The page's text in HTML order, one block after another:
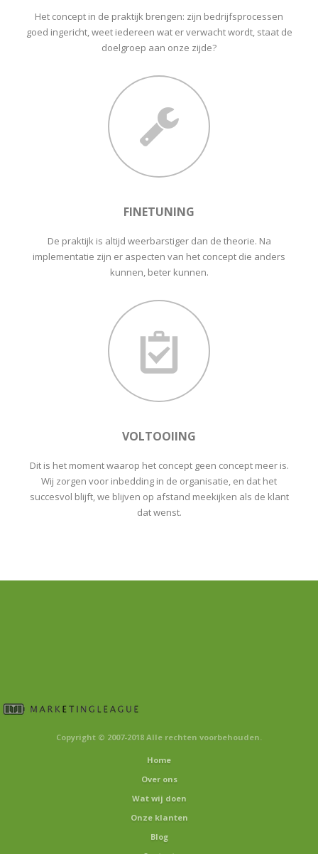
Het concept in de praktijk brengen: zijn bedrijfsprocessen
goed ingericht, weet iedereen wat er verwacht wordt, staat de
doelgroep aan onze zijde?
FINETUNING
De praktijk is altijd weerbarstiger dan de theorie. Na
implementatie zijn er aspecten van het concept die anders
kunnen, beter kunnen.
VOLTOOIING
Dit is het moment waarop het concept geen concept meer is.
Wij zorgen voor inbedding in de organisatie, en dat het
succesvol blijft, we blijven op afstand meekijken als de klant
dat wenst.
Copyright © 2007-2018 Alle rechten voorbehouden.
Home
Over ons
Wat wij doen
Onze klanten
Blog